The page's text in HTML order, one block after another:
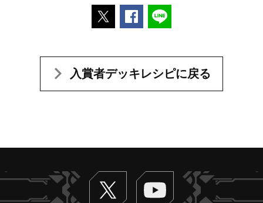
ポストするFacebookでシェアする
入賞者デッキレシピに戻る
Twitter ヴァンガードch